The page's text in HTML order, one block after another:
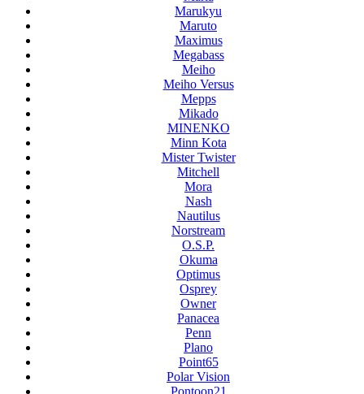
Marukyu
Maruto
Maximus
Megabass
Meiho
Meiho Versus
Mepps
Mikado
MINENKO
Minn Kota
Mister Twister
Mitchell
Mora
Nash
Nautilus
Norstream
O.S.P.
Okuma
Optimus
Osprey
Owner
Panacea
Penn
Plano
Point65
Polar Vision